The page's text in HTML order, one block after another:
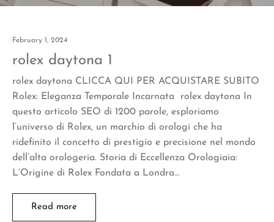
February 1, 2024
rolex daytona 1
rolex daytona CLICCA QUI PER ACQUISTARE SUBITO
Rolex: Eleganza Temporale Incarnata rolex daytona In
questo articolo SEO di 1200 parole, esploriamo
l’universo di Rolex, un marchio di orologi che ha
ridefinito il concetto di prestigio e precisione nel mondo
dell’alta orologeria. Storia di Eccellenza Orologiaia:
L’Origine di Rolex Fondata a Londra…
Read more